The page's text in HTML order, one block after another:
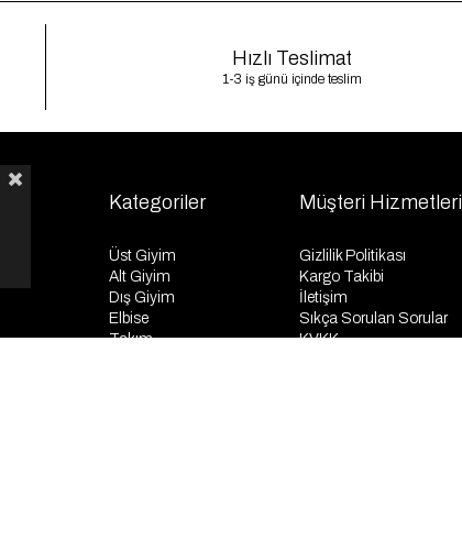
Hızlı Teslimat
1-3 iş günü içinde teslim
Kategoriler
Üst Giyim
Alt Giyim
Dış Giyim
Elbise
Takım
Müşteri Hizmetleri
Gizlilik Politikası
Kargo Takibi
İletişim
Sıkça Sorulan Sorular
KVKK